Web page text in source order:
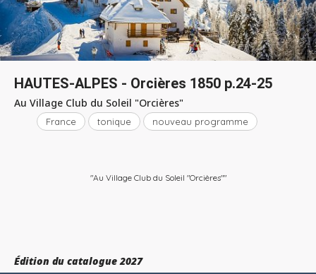
HAUTES-ALPES - Orcières 1850 p.24-25
Édition du catalogue 2027
Au Village Club du Soleil "Orcières"
France tonique nouveau programme
"Au Village Club du Soleil "Orcières""